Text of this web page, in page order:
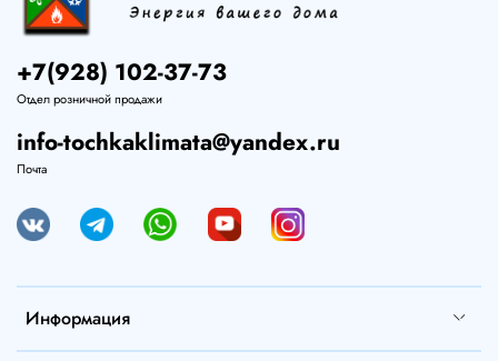
Информация
+7(928) 102-37-73
Отдел розничной продажи
info-tochkaklimata@yandex.ru
Почта